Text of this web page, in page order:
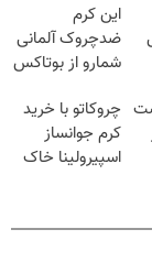
این کرم
ضدچروک آلمانی
شمارو از بوتاکس
(تخفیف تا
امشب)
چروکاتو با خرید
کرم جوانساز
اسپیرولینا خاک